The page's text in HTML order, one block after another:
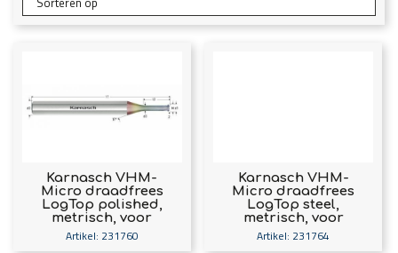
Karnasch VHM-
Micro draadfrees
LogTop polished,
metrisch, voor
binnendraad, NHC-
7000 coating voor
Artikel: 231760
Karnasch VHM-
Micro draadfrees
LogTop steel,
metrisch, voor
binnendraad, Nano
Spin coating voor
Artikel: 231764